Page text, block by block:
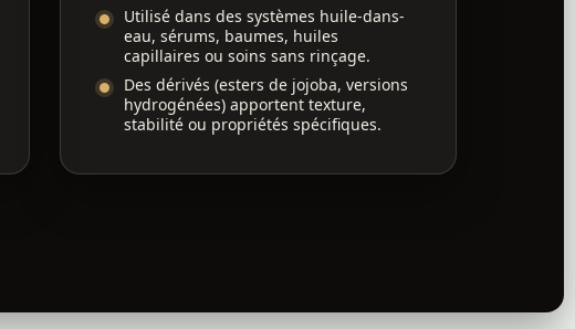
Utilisé dans des systèmes huile-dans-
eau, sérums, baumes, huiles
capillaires ou soins sans rinçage.
Des dérivés (esters de jojoba, versions
hydrogénées) apportent texture,
stabilité ou propriétés spécifiques.